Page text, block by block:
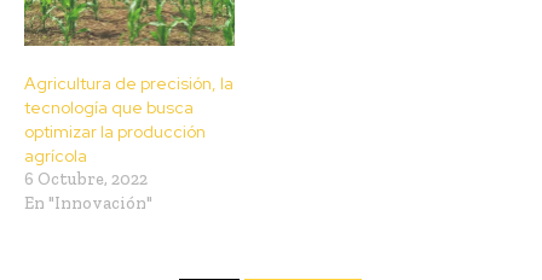
Agricultura de precisión, la
tecnología que busca
optimizar la producción
agrícola
6 Octubre, 2022
En "Innovación"